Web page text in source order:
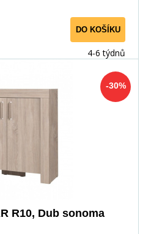
DO KOŠÍKU
4-6 týdnů
-30%
R10, Dub sonoma